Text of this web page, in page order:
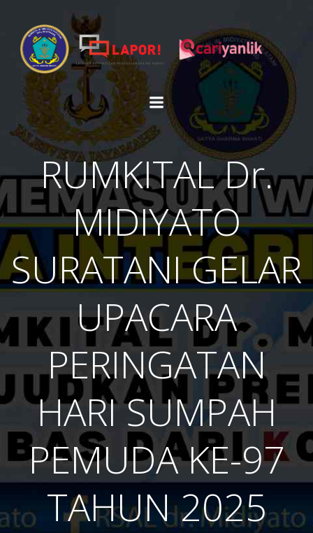
content
RUMKITAL Dr.
MIDIYATO
SURATANI GELAR
UPACARA
PERINGATAN
HARI SUMPAH
PEMUDA KE-97
TAHUN 2025